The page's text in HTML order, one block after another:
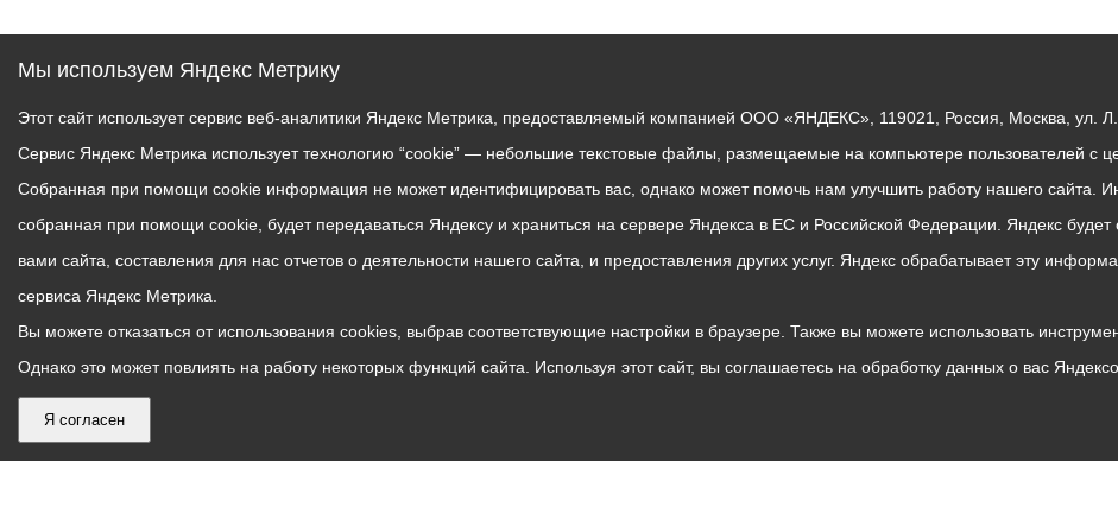
Мы используем Яндекс Метрику
Этот сайт использует сервис веб-аналитики Яндекс Метрика, предоставляемый компанией ООО «ЯНДЕКС», 119021, Россия, Москва, ул.
Сервис Яндекс Метрика использует технологию “cookie” — небольшие текстовые файлы, размещаемые на компьютере пользователей с
Собранная при помощи cookie информация не может идентифицировать вас, однако может помочь нам улучшить работу нашего сайта.
собранная при помощи cookie, будет передаваться Яндексу и храниться на сервере Яндекса в ЕС и Российской Федерации. Яндекс
вами сайта, составления для нас отчетов о деятельности нашего сайта, и предоставления других услуг. Яндекс обрабатывает эту
сервиса Яндекс Метрика.
Вы можете отказаться от использования cookies, выбрав соответствующие настройки в браузере. Также вы можете использовать
Однако это может повлиять на работу некоторых функций сайта. Используя этот сайт, вы соглашаетесь на обработку данных о вас
Я согласен